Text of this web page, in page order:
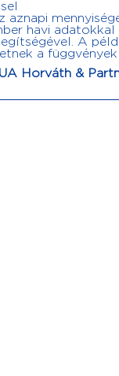
havi adatokkal
A
a
Horváth &